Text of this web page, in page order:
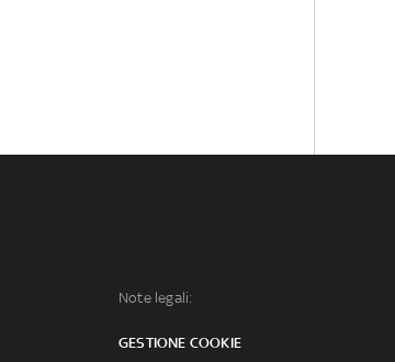
Note legali:
GESTIONE COOKIE